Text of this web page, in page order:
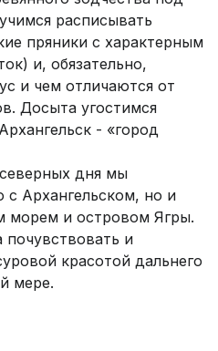
расписывать
пряники с характерным
и, обязательно,
и чем отличаются от
Досыта угостимся
- «город
дня мы
с Архангельском, но и
морем и островом Ягры.
почувствовать и
красотой дальнего
мере.